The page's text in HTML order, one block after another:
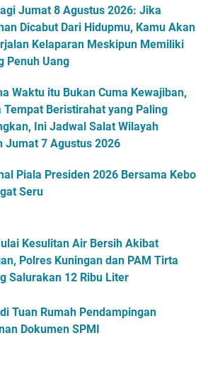
Jumat 8 Agustus 2026: Jika
Dicabut Dari Hidupmu, Kamu Akan
Kelaparan Meskipun Memiliki
Penuh Uang
Waktu itu Bukan Cuma Kewajiban,
Tempat Beristirahat yang Paling
Ini Jadwal Salat Wilayah
Jumat 7 Agustus 2026
Piala Presiden 2026 Bersama Kebo
Seru
Kesulitan Air Bersih Akibat
Polres Kuningan dan PAM Tirta
Salurakan 12 Ribu Liter
Tuan Rumah Pendampingan
Dokumen SPMI